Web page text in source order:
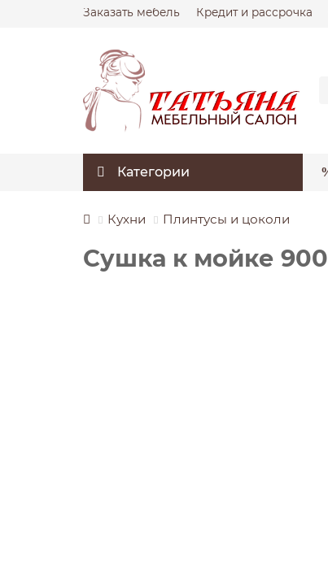
Заказать мебель Кредит и рассрочка
Категории
Кухни Плинтусы и цоколи
Сушка к мойке 900